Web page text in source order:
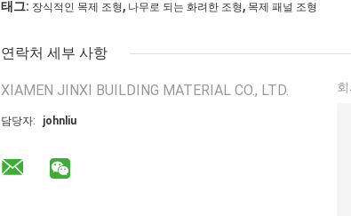
태그: 장식적인 목제 조형, 나무로 되는 화려한 조형, 목제 패널 조형
연락처 세부 사항
XIAMEN JINXI BUILDING MATERIAL CO., LTD.
담당자: johnliu